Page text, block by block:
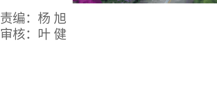
责编：杨 旭
审核：叶 健